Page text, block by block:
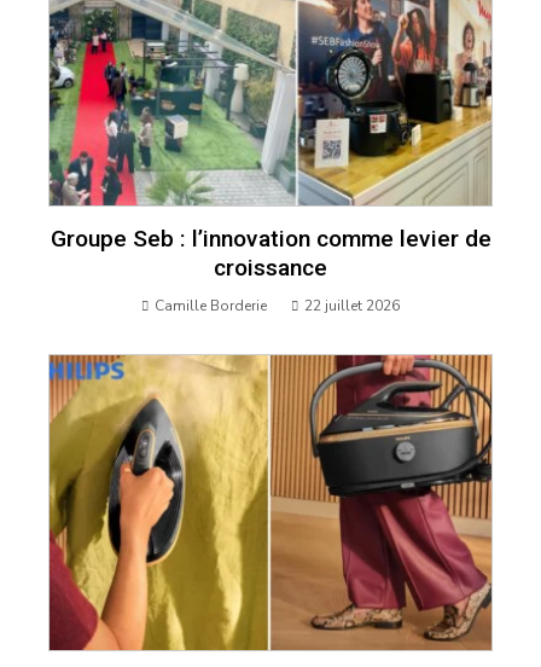
Groupe Seb : l’innovation comme levier de
croissance
Camille Borderie 22 juillet 2026